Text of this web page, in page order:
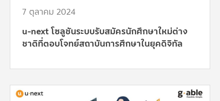
7 ตุลาคม 2024
u-next โซลูชันระบบรับสมัครนักศึกษาใหม่ต่าง
ชาติที่ตอบโจทย์สถาบันการศึกษาในยุคดิจิทัล